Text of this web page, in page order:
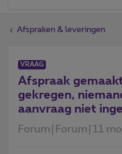
Afspraken & leveringen
VRAAG
Afspraak
gekregen,
aanvraag niet
Forum|Forum|11